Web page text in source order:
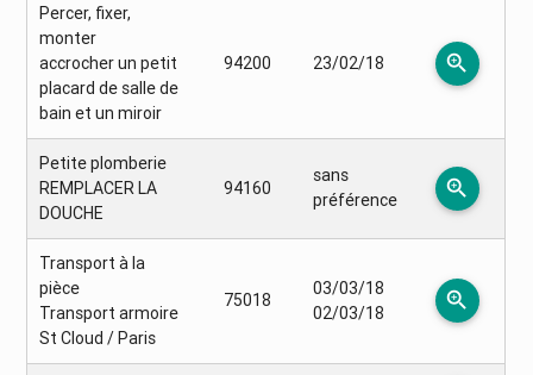
Percer, fixer,
monter
accrocher un petit
placard de salle de
bain et un miroir
94200 23/02/18 zoom_in
Petite plomberie
REMPLACER LA
DOUCHE
94160
sans
préférence
zoom_in
Transport à la
pièce
Transport armoire
St Cloud / Paris
75018
03/03/18
02/03/18
zoom_in